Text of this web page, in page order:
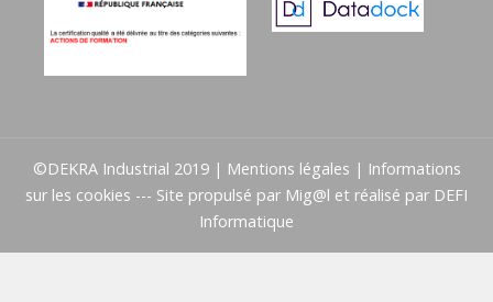
©DEKRA Industrial 2019 | Mentions légales | Informations
sur les cookies --- Site propulsé par Mig@l et réalisé par DEFI
Informatique